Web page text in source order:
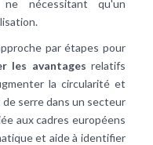
nécessitant qu'un
par étapes pour
les avantages relatifs
la circularité et
serre dans un secteur
aux cadres européens
et aide à identifier